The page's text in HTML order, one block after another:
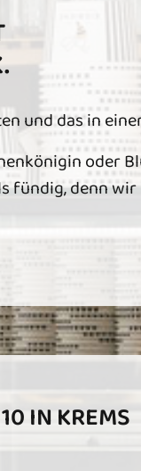
und das in
oder
fündig, denn
IN KREMS